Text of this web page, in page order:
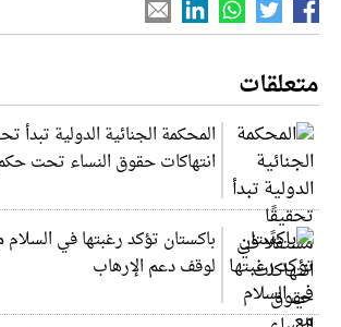
متعلقات
المحكمة الجنائية الدولية تبدأ
انتهاكات حقوق النساء تحت
باكستان تؤكد رغبتها في
لوقف دعم الإرهاب